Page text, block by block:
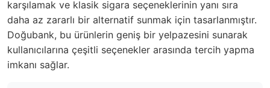
karşılamak ve klasik sigara seçeneklerinin yanı sıra
daha az zararlı bir alternatif sunmak için tasarlanmıştır.
Doğubank, bu ürünlerin geniş bir yelpazesini sunarak
kullanıcılarına çeşitli seçenekler arasında tercih yapma
imkanı sağlar.